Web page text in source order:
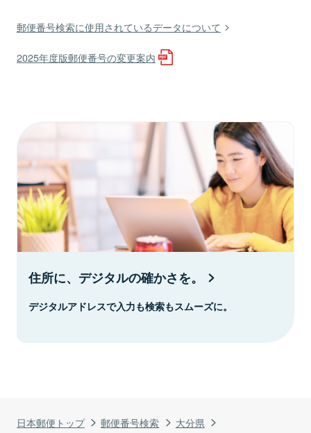
日本郵便トップ 郵便番号検索
大分県
郵便番号検索に使用されているデータについて
2025年度版郵便番号の変更案内
住所に、デジタルの確かさを。
デジタルアドレスで入力も検索もスムーズに。